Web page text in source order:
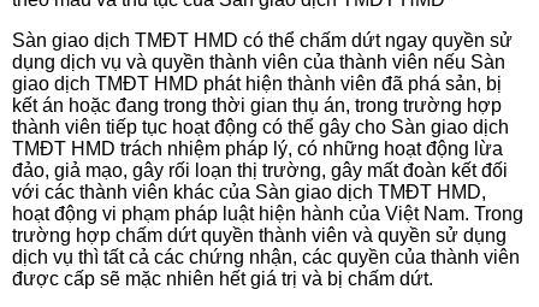
Sàn giao dịch TMĐT HMD có thể chấm dứt ngay quyền sử
dụng dịch vụ và quyền thành viên của thành viên nếu Sàn
giao dịch TMĐT HMD phát hiện thành viên đã phá sản, bị
kết án hoặc đang trong thời gian thụ án, trong trường hợp
thành viên tiếp tục hoạt động có thể gây cho Sàn giao dịch
TMĐT HMD trách nhiệm pháp lý, có những hoạt động lừa
đảo, giả mạo, gây rối loạn thị trường, gây mất đoàn kết đối
với các thành viên khác của Sàn giao dịch TMĐT HMD,
hoạt động vi phạm pháp luật hiện hành của Việt Nam. Trong
trường hợp chấm dứt quyền thành viên và quyền sử dụng
dịch vụ thì tất cả các chứng nhận, các quyền của thành viên
được cấp sẽ mặc nhiên hết giá trị và bị chấm dứt.